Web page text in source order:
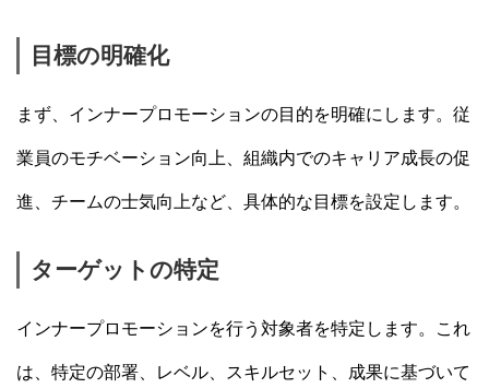
目標の明確化
まず、インナープロモーションの目的を明確にします。従
業員のモチベーション向上、組織内でのキャリア成長の促
進、チームの士気向上など、具体的な目標を設定します。
ターゲットの特定
インナープロモーションを行う対象者を特定します。これ
は、特定の部署、レベル、スキルセット、成果に基づいて